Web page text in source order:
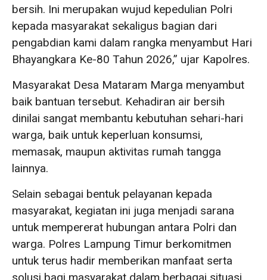
bersih. Ini merupakan wujud kepedulian Polri
kepada masyarakat sekaligus bagian dari
pengabdian kami dalam rangka menyambut Hari
Bhayangkara Ke-80 Tahun 2026,” ujar Kapolres.
Masyarakat Desa Mataram Marga menyambut
baik bantuan tersebut. Kehadiran air bersih
dinilai sangat membantu kebutuhan sehari-hari
warga, baik untuk keperluan konsumsi,
memasak, maupun aktivitas rumah tangga
lainnya.
Selain sebagai bentuk pelayanan kepada
masyarakat, kegiatan ini juga menjadi sarana
untuk mempererat hubungan antara Polri dan
warga. Polres Lampung Timur berkomitmen
untuk terus hadir memberikan manfaat serta
solusi bagi masyarakat dalam berbagai situasi,